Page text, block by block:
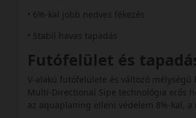
• 6%-kal jobb nedves fékezés
• Stabil havas tapadás
Futófelület és
V‑alakú futófelülete és változó
Multi‑Directional Sipe technológia erős
az aquaplaning elleni védelem 8%-kal,